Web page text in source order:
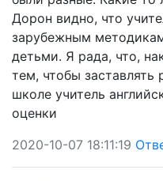
Дорон видно, что
зарубежным
детьми. Я рада, что,
тем, чтобы заставлять
школе учитель
оценки
2020-10-07 18:11:19